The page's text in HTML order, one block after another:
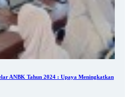
ANBK Tahun 2024 : Upaya Meningkatkan